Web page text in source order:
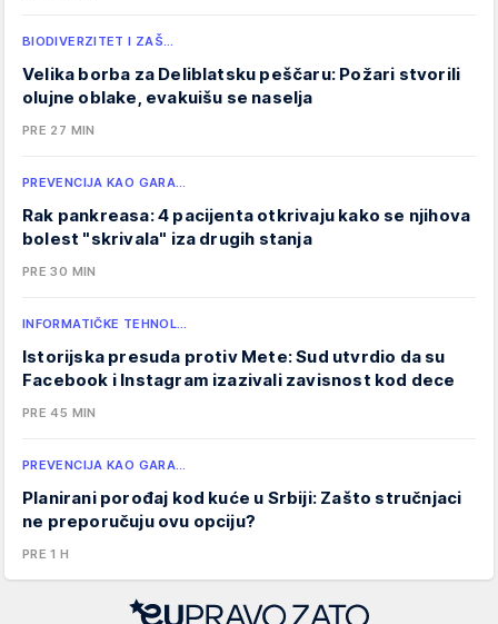
BIODIVERZITET I ZAŠ…
Velika borba za Deliblatsku peščaru: Požari stvorili
olujne oblake, evakuišu se naselja
PRE 27 MIN
PREVENCIJA KAO GARA…
Rak pankreasa: 4 pacijenta otkrivaju kako se njihova
bolest "skrivala" iza drugih stanja
PRE 30 MIN
INFORMATIČKE TEHNOL…
Istorijska presuda protiv Mete: Sud utvrdio da su
Facebook i Instagram izazivali zavisnost kod dece
PRE 45 MIN
PREVENCIJA KAO GARA…
Planirani porođaj kod kuće u Srbiji: Zašto stručnjaci
ne preporučuju ovu opciju?
PRE 1 H